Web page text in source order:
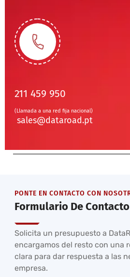
211 459 950
(Llamada a una red fija nacional)
sales@dataroad.pt
PONTE EN CONTACTO CON
Formulario De Contacto
Solicita un presupuesto a
encargamos del resto con una
clara para dar respuesta a las
empresa.